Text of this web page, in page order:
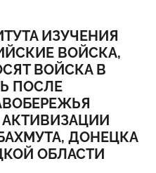
ИЗУЧЕНИЯ
ВОЙСКА,
ВОЙСКА В
ПОСЛЕ
ДОНЕЦКА
ОБЛАСТИ